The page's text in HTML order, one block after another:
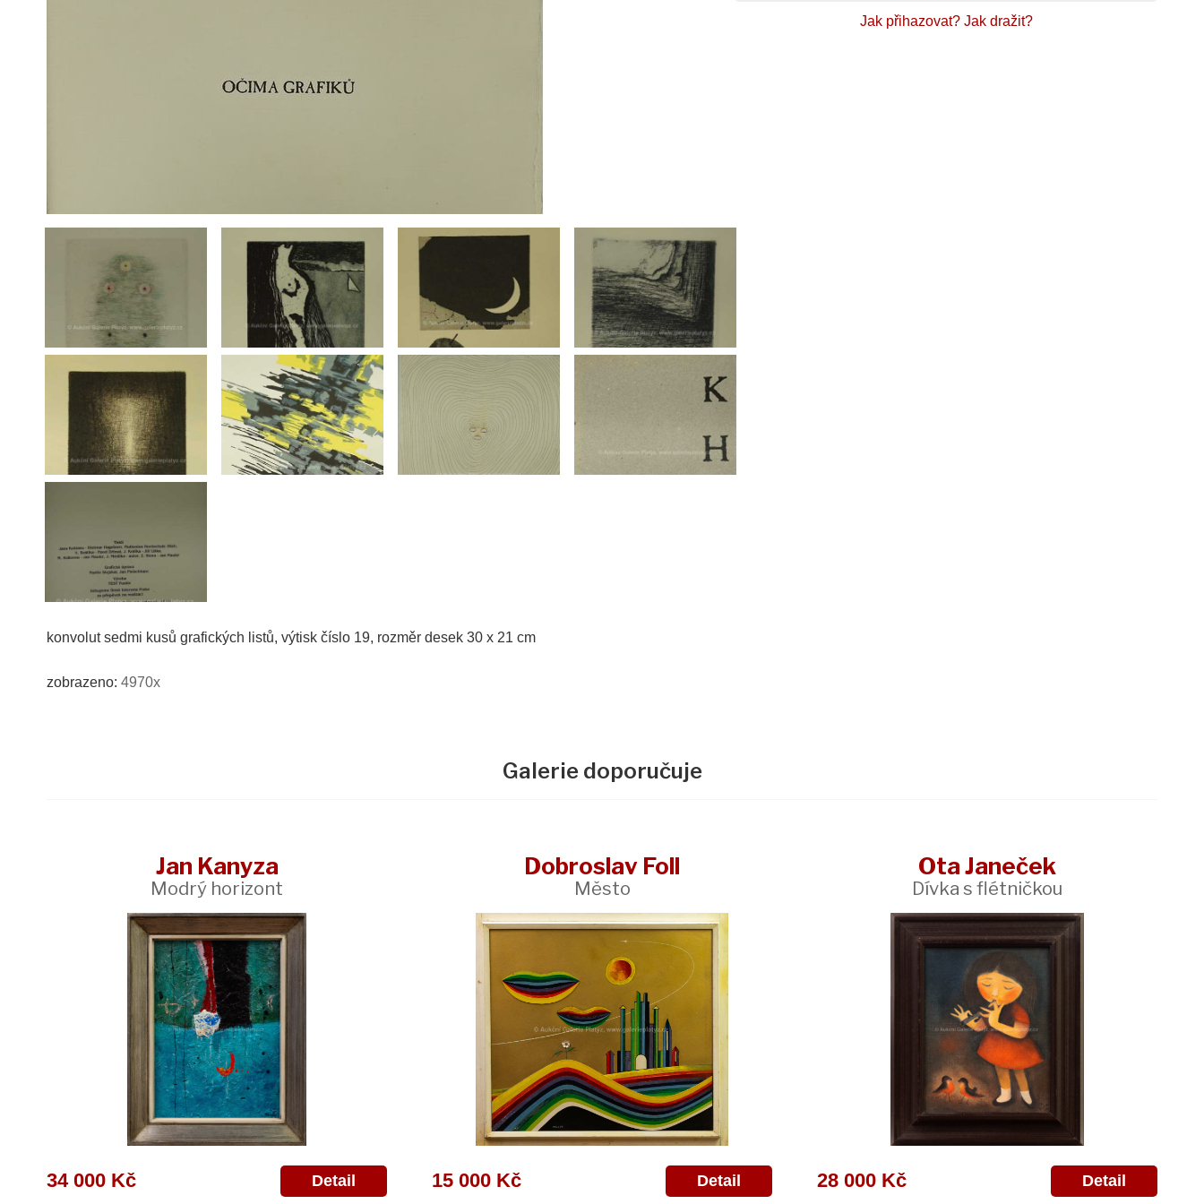
konvolut sedmi kusů grafických listů, výtisk číslo 19, rozměr desek 30 x 21 cm
zobrazeno: 4970x
Jak přihazovat? Jak dražit?
Galerie doporučuje
Jan Kanyza
Modrý horizont
34 000 Kč Detail
Dobroslav Foll
Město
15 000 Kč Detail
Ota Janeček
Dívka s flétničkou
28 000 Kč Detail